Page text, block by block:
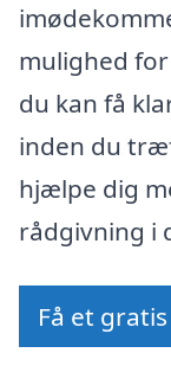
mulighed
du kan få
inden du
hjælpe dig
rådgivning i
Få et